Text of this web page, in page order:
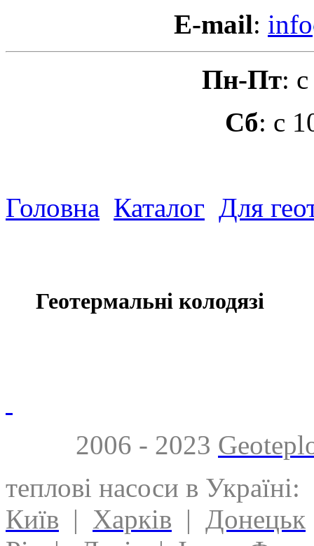
E-mail: info
Пн-Пт:
Сб: с
Головна Каталог Для
Геотермальні колодязі
2006 - 2023
теплові насоси в Україні:
Київ | Харків | Донецьк